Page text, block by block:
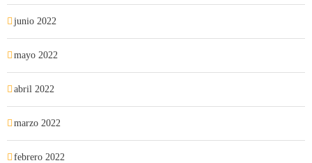
junio 2022
mayo 2022
abril 2022
marzo 2022
febrero 2022